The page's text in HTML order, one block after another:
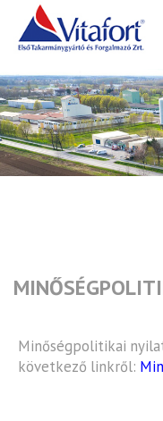
Minőségpolitikai
következő linkről: